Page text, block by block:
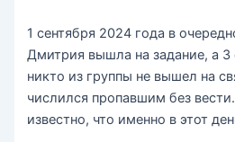
1 сентября 2024 года в
Дмитрия вышла на задание, а 3
никто из группы не вышел на
числился пропавшим без
известно, что именно в этот